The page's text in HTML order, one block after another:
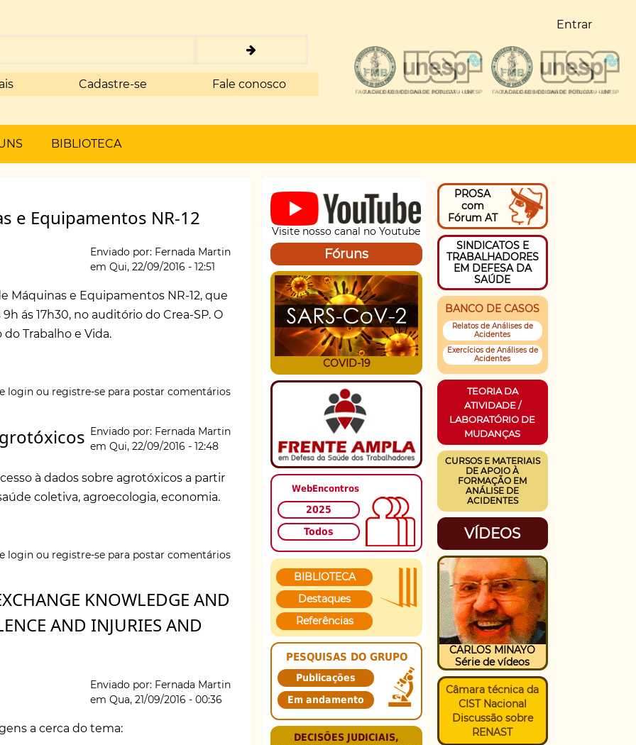
Entrar
Cadastre-se Fale conosco
BIBLIOTECA
e Equipamentos NR-12
Enviado por: Fernada Martin
emQui, 22/09/2016 - 12:51
Máquinas e Equipamentos NR-12, que
ás 17h30, no auditório do Crea-SP. O
Trabalho e Vida.
login ou registre-se para postar comentários
Enviado por: Fernada Martin
emQui, 22/09/2016 - 12:48
à dados sobre agrotóxicos a partir
coletiva, agroecologia, economia.
login ou registre-se para postar comentários
KNOWLEDGE AND
AND INJURIES AND
Enviado por: Fernada Martin
emQua, 21/09/2016 - 00:36
a cerca do tema:
Visite nosso canal no Youtube
Fóruns
COVID-19
WebEncontros
2025
Todos
BIBLIOTECA
Destaques
Referências
PESQUISAS DO GRUPO
Publicações
Em andamento
DECISÕES JUDICIAIS,
PROSA
com
Fórum AT
SINDICATOS E
TRABALHADORES
EM DEFESA DA
SAÚDE
BANCO DE CASOS
Relatos de Análises de
Acidentes
Exercícios de Análises de
Acidentes
TEORIA DA
ATIVIDADE /
LABORATÓRIO DE
MUDANÇAS
CURSOS E MATERIAIS
DE APOIO À
FORMAÇÃO EM
ANÁLISE DE
ACIDENTES
VÍDEOS
CARLOS MINAYO
Série de vídeos
Câmara técnica da
CIST Nacional
Discussão sobre
RENAST